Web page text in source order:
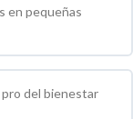
en pequeñas
pro del bienestar